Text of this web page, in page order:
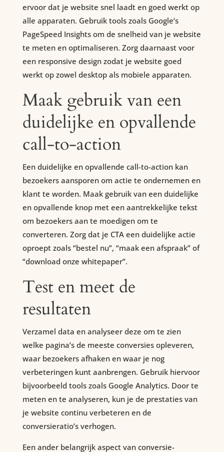
ervoor dat je website snel laadt en goed werkt op
alle apparaten. Gebruik tools zoals Google’s
PageSpeed Insights om de snelheid van je website
te meten en optimaliseren. Zorg daarnaast voor
een responsive design zodat je website goed
werkt op zowel desktop als mobiele apparaten.
Maak gebruik van een
duidelijke en opvallende
call-to-action
Een duidelijke en opvallende call-to-action kan
bezoekers aansporen om actie te ondernemen en
klant te worden. Maak gebruik van een duidelijke
en opvallende knop met een aantrekkelijke tekst
om bezoekers aan te moedigen om te
converteren. Zorg dat je CTA een duidelijke actie
oproept zoals “bestel nu”, “maak een afspraak” of
“download onze whitepaper”.
Test en meet de
resultaten
Verzamel data en analyseer deze om te zien
welke pagina’s de meeste conversies opleveren,
waar bezoekers afhaken en waar je nog
verbeteringen kunt aanbrengen. Gebruik hiervoor
bijvoorbeeld tools zoals Google Analytics. Door te
meten en te analyseren, kun je de prestaties van
je website continu verbeteren en de
conversieratio’s verhogen.
Een ander belangrijk aspect van conversie-